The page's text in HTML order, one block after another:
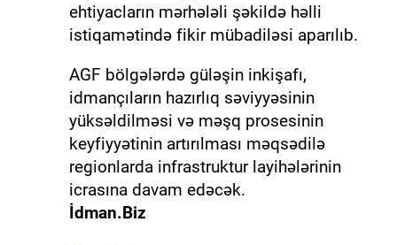
ehtiyacların mərhələli şəkildə həlli
istiqamətində fikir mübadiləsi aparılıb.
AGF bölgələrdə güləşin inkişafı,
idmançıların hazırlıq səviyyəsinin
yüksəldilməsi və məşq prosesinin
keyfiyyətinin artırılması məqsədilə
regionlarda infrastruktur layihələrinin
icrasına davam edəcək.
İdman.Biz